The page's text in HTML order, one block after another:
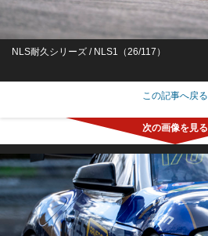
NLS耐久シリーズ / NLS1（26/117）
この記事へ戻る